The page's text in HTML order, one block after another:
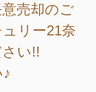
売却のご
リー21奈
い!!